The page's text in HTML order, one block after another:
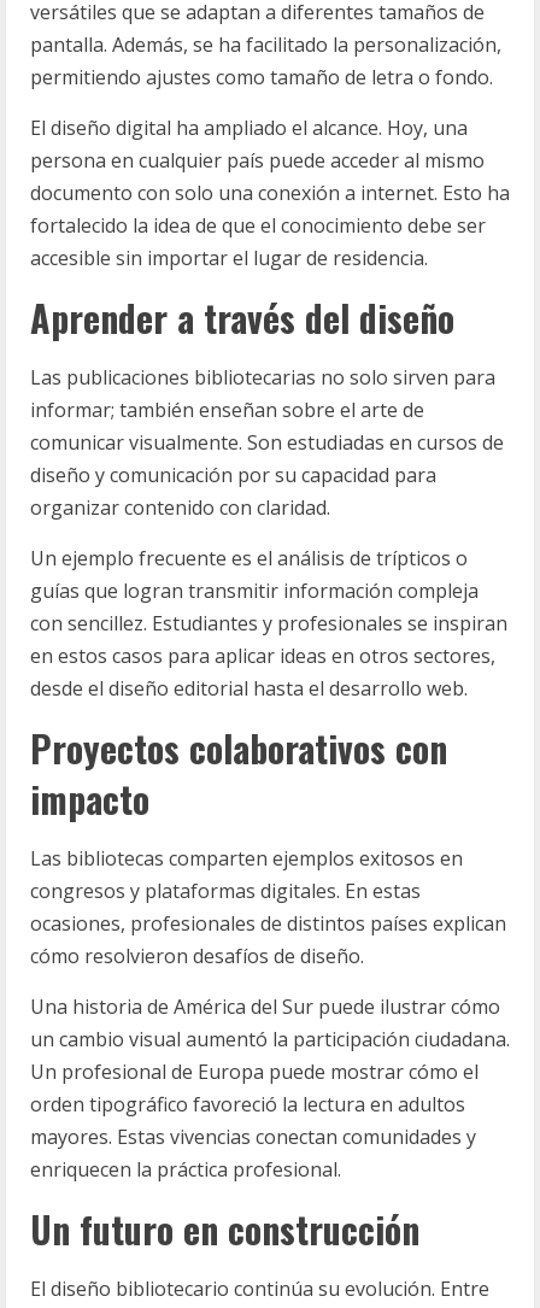
versátiles que se adaptan a diferentes tamaños de
pantalla. Además, se ha facilitado la personalización,
permitiendo ajustes como tamaño de letra o fondo.
El diseño digital ha ampliado el alcance. Hoy, una
persona en cualquier país puede acceder al mismo
documento con solo una conexión a internet. Esto ha
fortalecido la idea de que el conocimiento debe ser
accesible sin importar el lugar de residencia.
Aprender a través del diseño
Las publicaciones bibliotecarias no solo sirven para
informar; también enseñan sobre el arte de
comunicar visualmente. Son estudiadas en cursos de
diseño y comunicación por su capacidad para
organizar contenido con claridad.
Un ejemplo frecuente es el análisis de trípticos o
guías que logran transmitir información compleja
con sencillez. Estudiantes y profesionales se inspiran
en estos casos para aplicar ideas en otros sectores,
desde el diseño editorial hasta el desarrollo web.
Proyectos colaborativos con
impacto
Las bibliotecas comparten ejemplos exitosos en
congresos y plataformas digitales. En estas
ocasiones, profesionales de distintos países explican
cómo resolvieron desafíos de diseño.
Una historia de América del Sur puede ilustrar cómo
un cambio visual aumentó la participación ciudadana.
Un profesional de Europa puede mostrar cómo el
orden tipográfico favoreció la lectura en adultos
mayores. Estas vivencias conectan comunidades y
enriquecen la práctica profesional.
Un futuro en construcción
El diseño bibliotecario continúa su evolución. Entre